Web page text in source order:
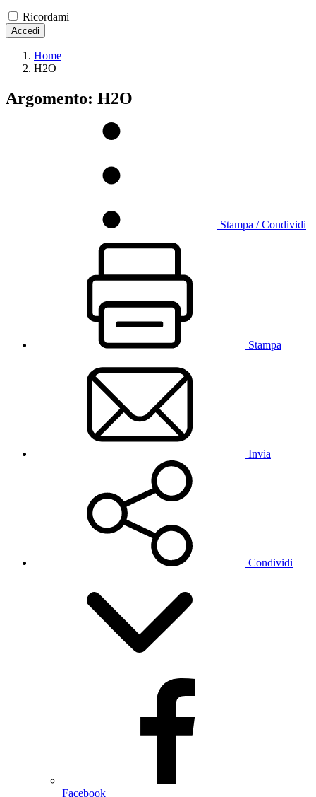
Ricordami
Accedi
Home
H2O
Argomento: H2O
Stampa / Condividi
Stampa
Invia
Condividi
Facebook